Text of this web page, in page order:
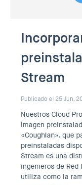
Stream
Publicado el 25 Jun,
Nuestros Cloud
imagen
«Coughlan», que
preinstaladas
Stream es una
ingenieros de Red
utiliza como la